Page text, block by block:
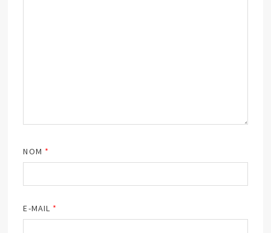
NOM *
E-MAIL *